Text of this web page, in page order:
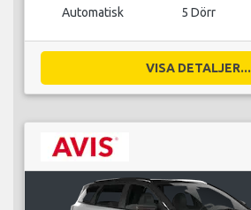
Automatisk 5 Dörr
VISA DETALJER...